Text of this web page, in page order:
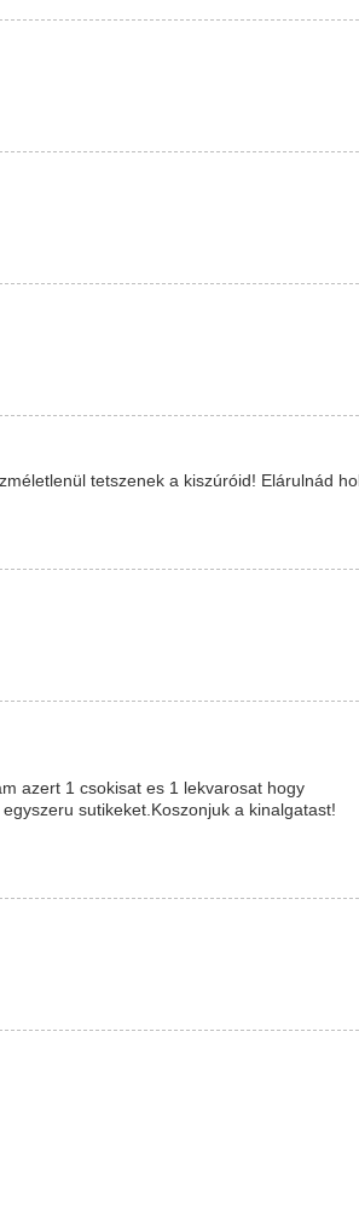
tetszenek a kiszúróid! Elárulnád hol
azert 1 csokisat es 1 lekvarosat hogy
sutikeket.Koszonjuk a kinalgatast!